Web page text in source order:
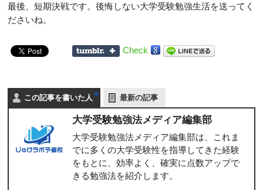
最後、短期決戦です。後悔しない大学受験勉強生活を送ってく
ださいね。
Check
この記事を書いた人 最新の記事
大学受験勉強法メディア編集部
大学受験勉強法メディア編集部は、これま
でに多くの大学受験性を指導してきた経験
をもとに、効率よく、確実に点数アップで
きる勉強法を紹介します。